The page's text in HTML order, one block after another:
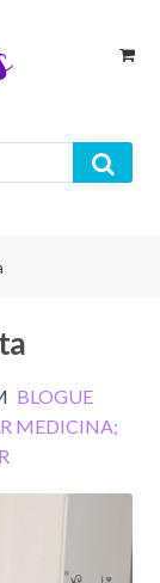
BLOGUE
MEDICINA;